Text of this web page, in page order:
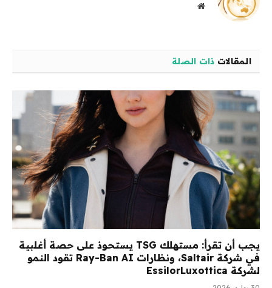
موقع
المقالات ذات الصلة
يجب أن تقرأ: مستهلك TSG يستحوذ على حصة أغلبية
في شركة Saltair، ونظارات Ray-Ban AI تقود النمو
لشركة EssilorLuxottica